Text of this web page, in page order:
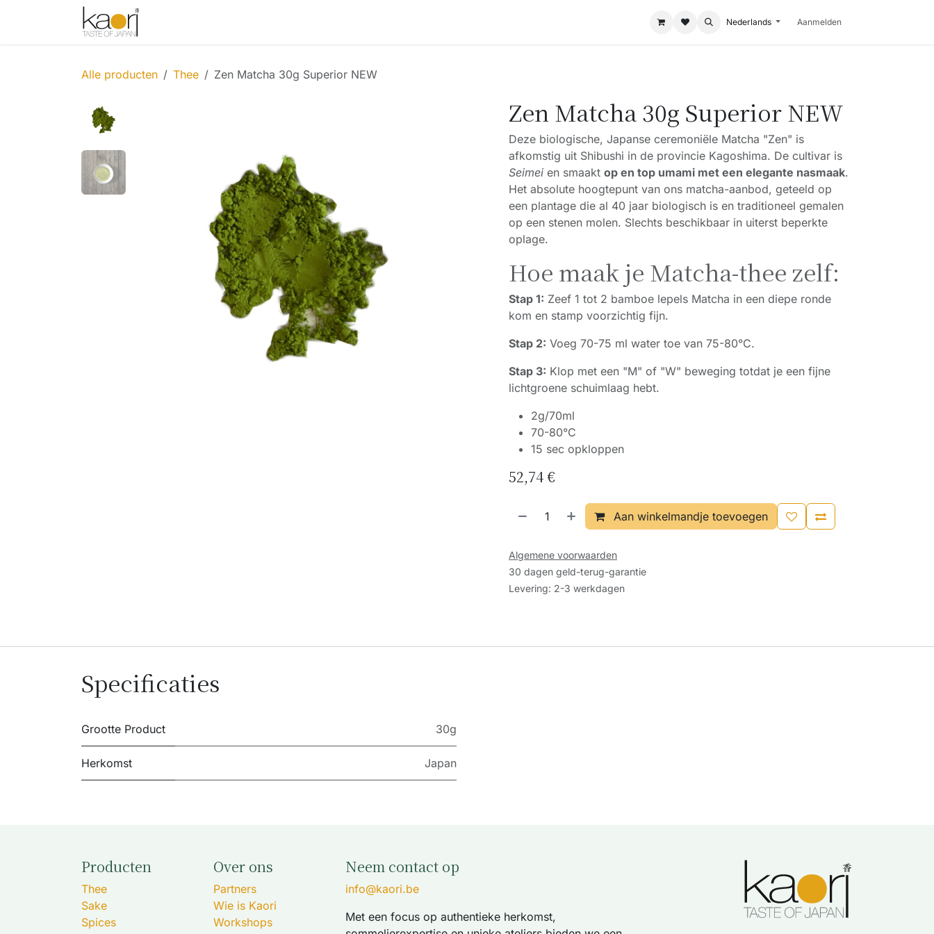
Overslaan naar inhoud
Nederlands Aanmelden
Alle producten Thee Zen Matcha 30g Superior NEW
Zen Matcha 30g Superior NEW
Deze biologische, Japanse ceremoniële Matcha "Zen" is
afkomstig uit Shibushi in de provincie Kagoshima. De cultivar is
Seimei en smaakt op en top umami met een elegante nasmaak.
Het absolute hoogtepunt van ons matcha-aanbod, geteeld op
een plantage die al 40 jaar biologisch is en traditioneel gemalen
op een stenen molen. Slechts beschikbaar in uiterst beperkte
oplage.
Hoe maak je Matcha-thee zelf:
Stap 1: Zeef 1 tot 2 bamboe lepels Matcha in een diepe ronde
kom en stamp voorzichtig fijn.
Stap 2: Voeg 70-75 ml water toe van 75-80°C.
Stap 3: Klop met een "M" of "W" beweging totdat je een fijne
lichtgroene schuimlaag hebt.
2g/70ml
70-80°C
15 sec opkloppen
52,74€
Aan winkelmandje toevoegen
Algemene voorwaarden
30 dagen geld-terug-garantie
Levering: 2-3 werkdagen
Specificaties
Grootte Product 30g
Herkomst Japan
Producten
Thee
Sake
Spices
Over ons
Partners
Wie is Kaori
Workshops
Neem contact op
info@kaori.be
Met een focus op authentieke herkomst,